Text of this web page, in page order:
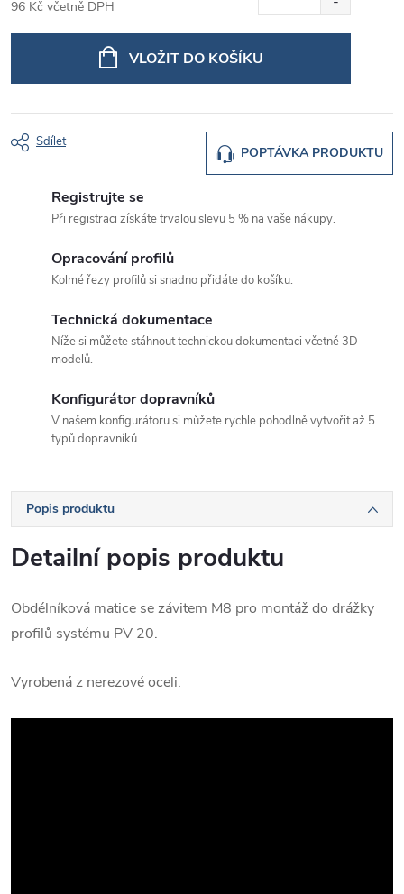
96 Kč včetně DPH
VLOŽIT DO KOŠÍKU
POPTÁVKA PRODUKTU
Sdílet
Registrujte se
Při registraci získáte trvalou slevu 5 % na vaše nákupy.
Opracování profilů
Kolmé řezy profilů si snadno přidáte do košíku.
Technická dokumentace
Níže si můžete stáhnout technickou dokumentaci včetně 3D
modelů.
Konfigurátor dopravníků
V našem konfigurátoru si můžete rychle pohodlně vytvořit až 5
typů dopravníků.
Popis produktu
Detailní popis produktu
Obdélníková matice se závitem M8 pro montáž do drážky
profilů systému PV 20.
Vyrobená z nerezové oceli.